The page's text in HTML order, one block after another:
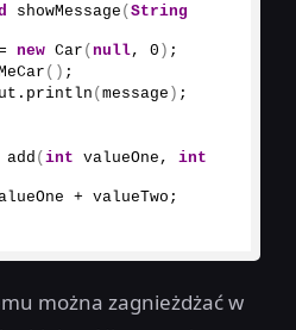
showMessage (String
new Car (null, 0 ) ;
() ;
. println (message ) ;
add (int valueOne, int
+ valueTwo;
można zagnieżdżać w